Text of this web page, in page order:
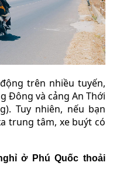
trên nhiều tuyến,
Đông và cảng An Thới
Tuy nhiên, nếu bạn
trung tâm, xe buýt có
ở Phú Quốc thoải